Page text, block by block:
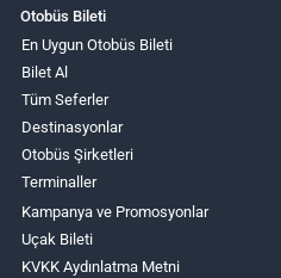
Otobüs Bileti
En Uygun Otobüs Bileti
Bilet Al
Tüm Seferler
Destinasyonlar
Otobüs Şirketleri
Terminaller
Kampanya ve Promosyonlar
Uçak Bileti
KVKK Aydınlatma Metni